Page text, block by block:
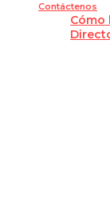
Contáctenos
Cómo